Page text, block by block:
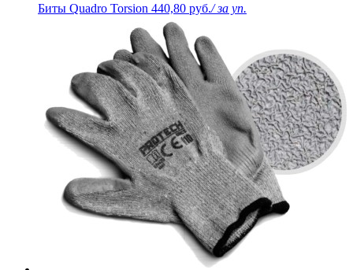
Биты Quadro Torsion 440,80 руб./ за уп.